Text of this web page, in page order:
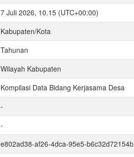
7 Juli 2026, 10.15 (UTC+00:00)
Kabupaten/Kota
Tahunan
Wilayah Kabupaten
Kompilasi Data Bidang Kerjasama Desa
-
-
e802ad38-af26-4dca-95e5-b6c32d72154b